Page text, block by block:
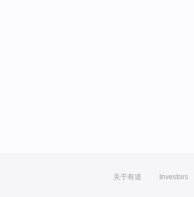
关于有道 Investors